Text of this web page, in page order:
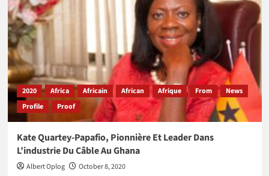
Uwihanganye,
31
Jeune
Ministre
Du
Rwanda
2020 Africa Africain African Afrique From
News
Profile
Proof
Kate Quartey-Papafio, Pionnière Et Leader Dans
L’industrie Du Câble Au Ghana
Albert Oplog
October 8, 2020